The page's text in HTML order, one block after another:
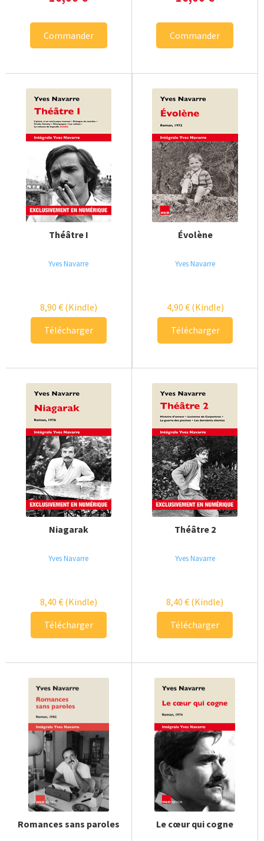
Commander Commander
Théâtre I
Yves Navarre
8,90 €(Kindle)
Télécharger
Évolène
Yves Navarre
4,90 €(Kindle)
Télécharger
Niagarak
Yves Navarre
8,40 €(Kindle)
Télécharger
Théâtre 2
Yves Navarre
8,40€ (Kindle)
Télécharger
Romances sans paroles Le cœur qui cogne